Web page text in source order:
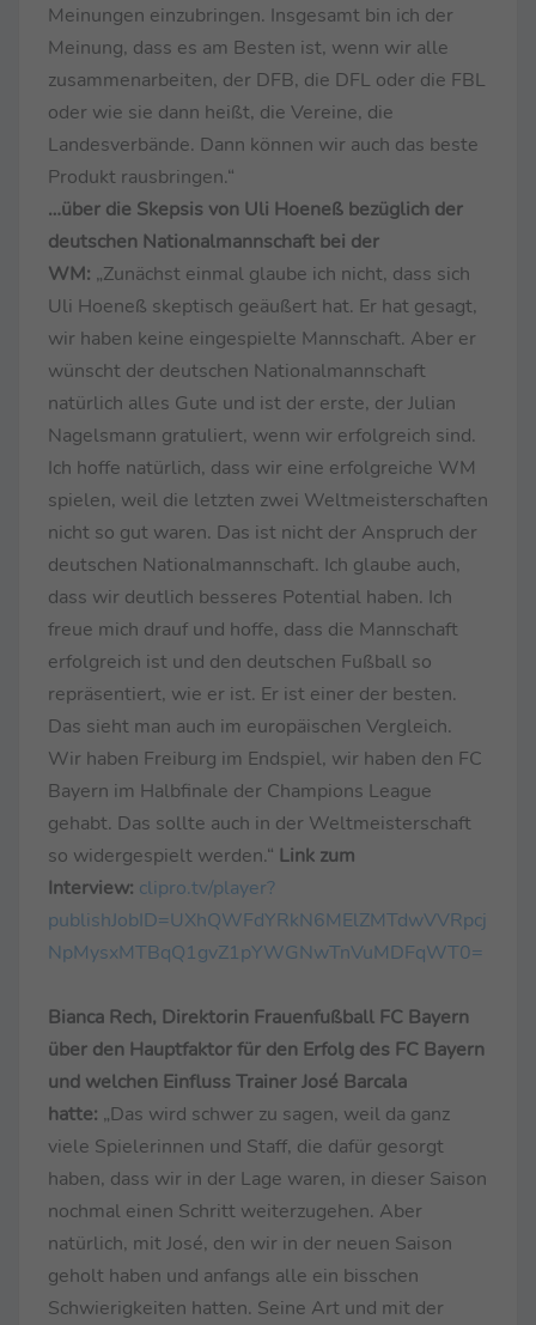
Meinungen einzubringen. Insgesamt bin ich der
Meinung, dass es am Besten ist, wenn wir alle
zusammenarbeiten, der DFB, die DFL oder die FBL
oder wie sie dann heißt, die Vereine, die
Landesverbände. Dann können wir auch das beste
Produkt rausbringen.“
…über die Skepsis von Uli Hoeneß bezüglich der
deutschen Nationalmannschaft bei der
WM: „Zunächst einmal glaube ich nicht, dass sich
Uli Hoeneß skeptisch geäußert hat. Er hat gesagt,
wir haben keine eingespielte Mannschaft. Aber er
wünscht der deutschen Nationalmannschaft
natürlich alles Gute und ist der erste, der Julian
Nagelsmann gratuliert, wenn wir erfolgreich sind.
Ich hoffe natürlich, dass wir eine erfolgreiche WM
spielen, weil die letzten zwei Weltmeisterschaften
nicht so gut waren. Das ist nicht der Anspruch der
deutschen Nationalmannschaft. Ich glaube auch,
dass wir deutlich besseres Potential haben. Ich
freue mich drauf und hoffe, dass die Mannschaft
erfolgreich ist und den deutschen Fußball so
repräsentiert, wie er ist. Er ist einer der besten.
Das sieht man auch im europäischen Vergleich.
Wir haben Freiburg im Endspiel, wir haben den FC
Bayern im Halbfinale der Champions League
gehabt. Das sollte auch in der Weltmeisterschaft
so widergespielt werden.“ Link zum
Interview: clipro.tv/player?
publishJobID=UXhQWFdYRkN6MElZMTdwVVRpcj
NpMysxMTBqQ1gvZ1pYWGNwTnVuMDFqWT0=
Bianca Rech, Direktorin Frauenfußball FC Bayern
über den Hauptfaktor für den Erfolg des FC Bayern
und welchen Einfluss Trainer José Barcala
hatte: „Das wird schwer zu sagen, weil da ganz
viele Spielerinnen und Staff, die dafür gesorgt
haben, dass wir in der Lage waren, in dieser Saison
nochmal einen Schritt weiterzugehen. Aber
natürlich, mit José, den wir in der neuen Saison
geholt haben und anfangs alle ein bisschen
Schwierigkeiten hatten. Seine Art und mit der